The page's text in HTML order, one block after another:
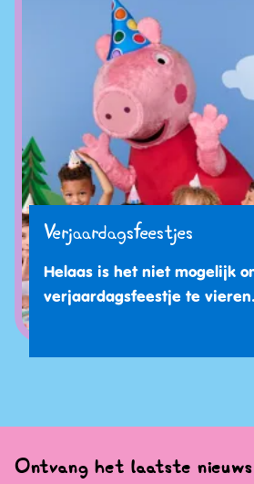
Verjaardagsfeestjes
Helaas is het niet mogelijk
verjaardagsfeestje te vieren.
Ontvang het laatste nieuws